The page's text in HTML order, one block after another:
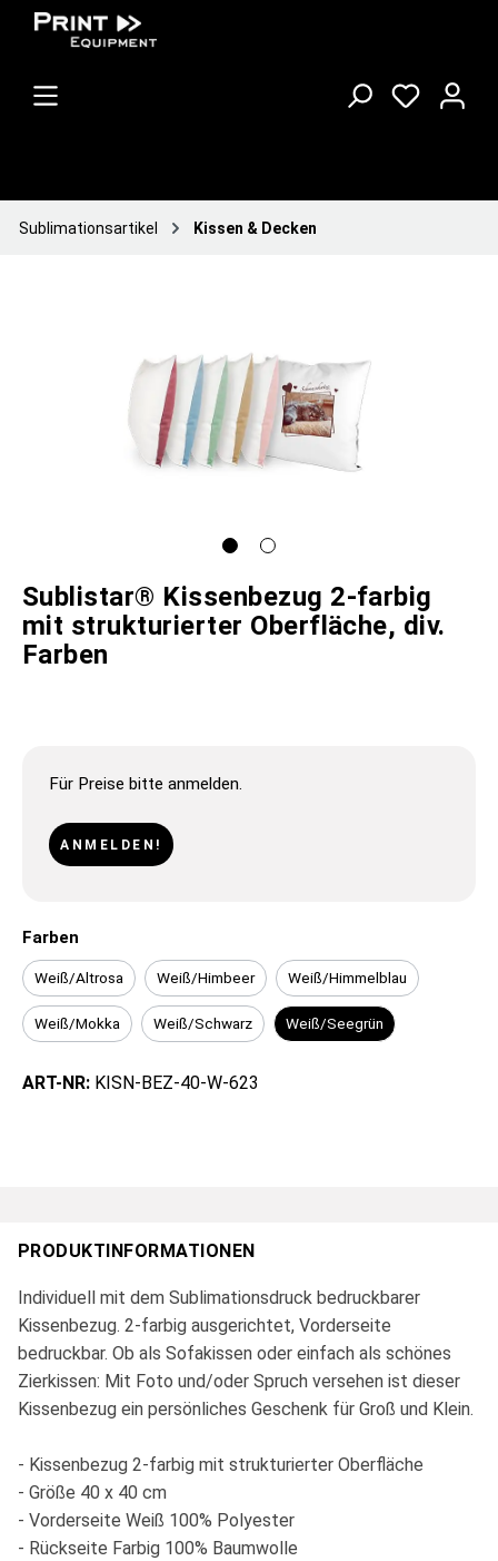
Sublimationsartikel Kissen & Decken
Sublistar® Kissenbezug 2-farbig
mit strukturierter Oberfläche, div.
Farben
Für Preise bitte anmelden.
ANMELDEN!
Farben
Weiß/Altrosa Weiß/Himbeer Weiß/Himmelblau
Weiß/Mokka Weiß/Schwarz Weiß/Seegrün
ART-NR: KISN-BEZ-40-W-623
PRODUKTINFORMATIONEN
Individuell mit dem Sublimationsdruck bedruckbarer
Kissenbezug. 2-farbig ausgerichtet, Vorderseite
bedruckbar. Ob als Sofakissen oder einfach als schönes
Zierkissen: Mit Foto und/oder Spruch versehen ist dieser
Kissenbezug ein persönliches Geschenk für Groß und Klein.
- Kissenbezug 2-farbig mit strukturierter Oberfläche
- Größe 40 x 40 cm
- Vorderseite Weiß 100% Polyester
- Rückseite Farbig 100% Baumwolle